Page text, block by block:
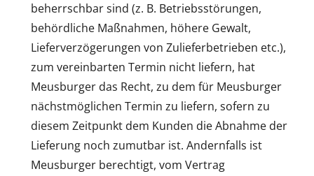
beherrschbar sind (z. B. Betriebsstörungen,
behördliche Maßnahmen, höhere Gewalt,
Lieferverzögerungen von Zulieferbetrieben etc.),
zum vereinbarten Termin nicht liefern, hat
Meusburger das Recht, zu dem für Meusburger
nächstmöglichen Termin zu liefern, sofern zu
diesem Zeitpunkt dem Kunden die Abnahme der
Lieferung noch zumutbar ist. Andernfalls ist
Meusburger berechtigt, vom Vertrag